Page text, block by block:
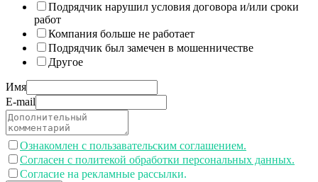
Подрядчик нарушил условия договора и/или сроки
работ
Компания больше не работает
Подрядчик был замечен в мошенничестве
Другое
Имя
E-mail
Ознакомлен с пользавательским соглашением.
Согласен с политекой обработки персональных данных.
Согласие на рекламные рассылки.